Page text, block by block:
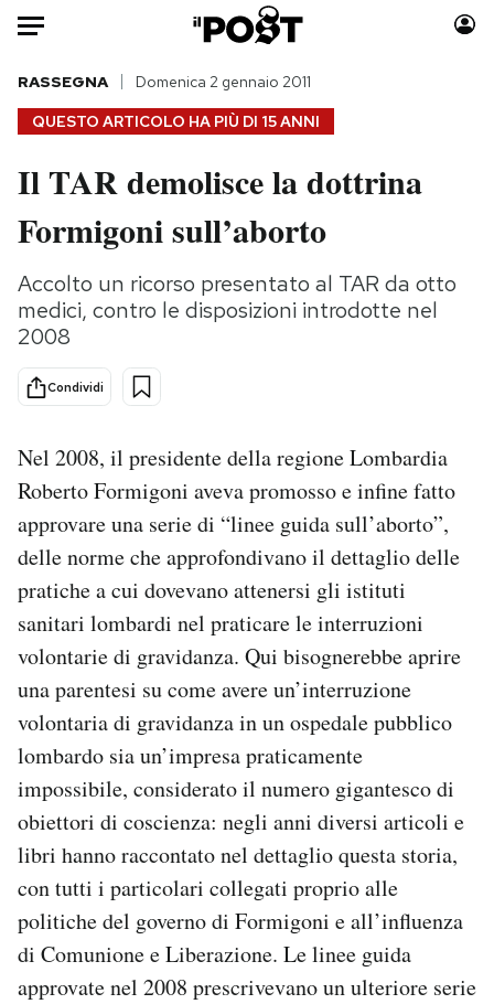
Auto
HOME
Italia
Politica
Tecnologia
Internet
Cultura
Economia
Moda
Consumismi
Storie/Idee
Ok Boomer!
PODCAST
NEWSLETTER
I MIEI PREFERITI
SHOP
CALENDARIO
AREA PERSONALE
Area Personale
Newsletter
QUESTO ARTICOLO HA PIÙ DI 15 ANNI
RASSEGNA Domenica 2 gennaio 2011
Il TAR demolisce la dottrina
Formigoni sull’aborto
Accolto un ricorso presentato al TAR da otto
medici, contro le disposizioni introdotte nel
2008
Condividi
Nel 2008, il presidente della regione Lombardia
Roberto Formigoni aveva promosso e infine fatto
approvare una serie di “linee guida sull’aborto”,
delle norme che approfondivano il dettaglio delle
pratiche a cui dovevano attenersi gli istituti
sanitari lombardi nel praticare le interruzioni
volontarie di gravidanza. Qui bisognerebbe aprire
una parentesi su come avere un’interruzione
volontaria di gravidanza in un ospedale pubblico
lombardo sia un’impresa praticamente
impossibile, considerato il numero gigantesco di
obiettori di coscienza: negli anni diversi articoli e
libri hanno raccontato nel dettaglio questa storia,
con tutti i particolari collegati proprio alle
politiche del governo di Formigoni e all’influenza
di Comunione e Liberazione. Le linee guida
approvate nel 2008 prescrivevano un ulteriore serie